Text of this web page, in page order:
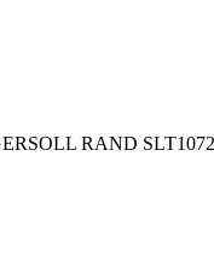
RAND